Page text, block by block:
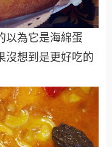
以為它是海綿蛋
沒想到是更好吃的